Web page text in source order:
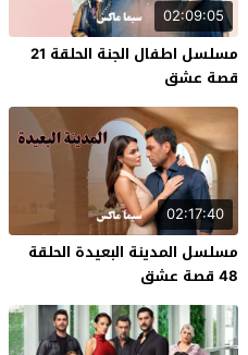
02:09:05
مسلسل اطفال الجنة الحلقة 21
قصة عشق
02:17:40
مسلسل المدينة البعيدة الحلقة
48 قصة عشق